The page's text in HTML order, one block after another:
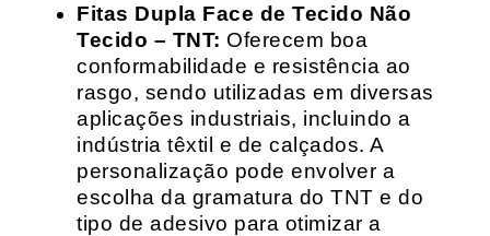
Fitas Dupla Face de Tecido Não
Tecido – TNT: Oferecem boa
conformabilidade e resistência ao
rasgo, sendo utilizadas em diversas
aplicações industriais, incluindo a
indústria têxtil e de calçados. A
personalização pode envolver a
escolha da gramatura do TNT e do
tipo de adesivo para otimizar a